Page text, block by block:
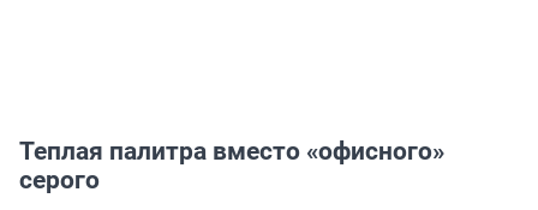
Теплая палитра вместо «офисного»
серого